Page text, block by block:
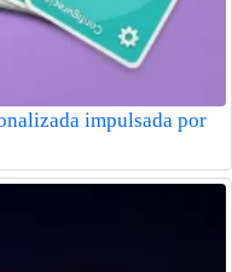
impulsada por